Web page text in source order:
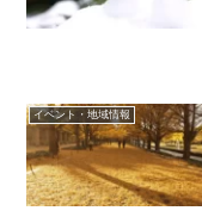
イベント・地域情報